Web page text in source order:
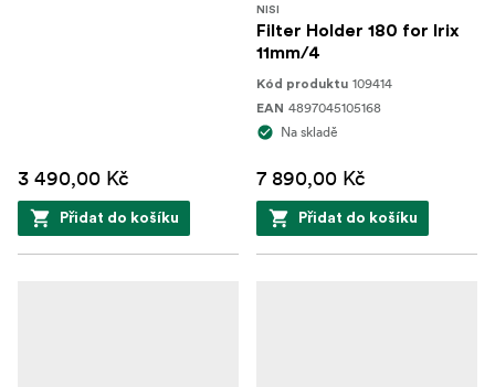
3 490,00 Kč
Přidat do košíku
NISI
Filter Holder 180 for Irix
11mm/4
Kód produktu 109414
EAN 4897045105168
Na skladě
7 890,00 Kč
Přidat do košíku